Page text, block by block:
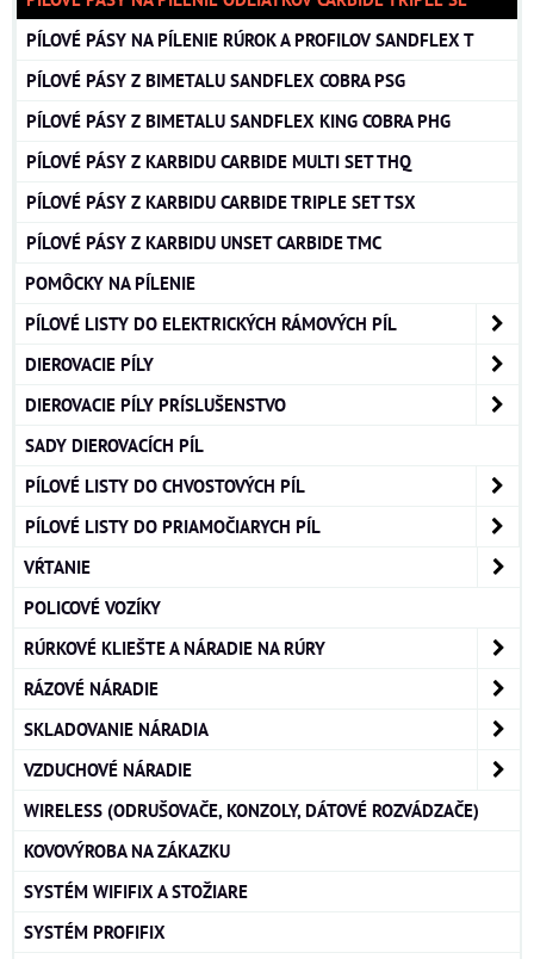
PÍLOVÉ PÁSY NA PÍLENIE RÚROK A PROFILOV SANDFLEX T
PÍLOVÉ PÁSY Z BIMETALU SANDFLEX COBRA PSG
PÍLOVÉ PÁSY Z BIMETALU SANDFLEX KING COBRA PHG
PÍLOVÉ PÁSY Z KARBIDU CARBIDE MULTI SET THQ
PÍLOVÉ PÁSY Z KARBIDU CARBIDE TRIPLE SET TSX
PÍLOVÉ PÁSY Z KARBIDU UNSET CARBIDE TMC
POMÔCKY NA PÍLENIE
PÍLOVÉ LISTY DO ELEKTRICKÝCH RÁMOVÝCH PÍL
DIEROVACIE PÍLY
DIEROVACIE PÍLY PRÍSLUŠENSTVO
SADY DIEROVACÍCH PÍL
PÍLOVÉ LISTY DO CHVOSTOVÝCH PÍL
PÍLOVÉ LISTY DO PRIAMOČIARYCH PÍL
VŔTANIE
POLICOVÉ VOZÍKY
RÚRKOVÉ KLIEŠTE A NÁRADIE NA RÚRY
RÁZOVÉ NÁRADIE
SKLADOVANIE NÁRADIA
VZDUCHOVÉ NÁRADIE
WIRELESS (ODRUŠOVAČE, KONZOLY, DÁTOVÉ ROZVÁDZAČE)
KOVOVÝROBA NA ZÁKAZKU
SYSTÉM WIFIFIX A STOŽIARE
SYSTÉM PROFIFIX